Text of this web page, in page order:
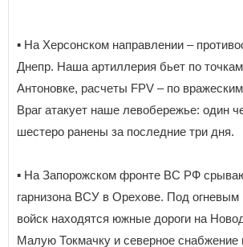
▪️ На Херсонском направлении –
Днепр. Наша артиллерия бьет по
Антоновке, расчеты FPV – по
Враг атакует наше левобережье: один
шестеро ранены за последние три дня.
▪️ На Запорожском фронте ВС РФ
гарнизона ВСУ в Орехове. Под огневым
войск находятся южные дороги на
Малую Токмачку и северное снабжение